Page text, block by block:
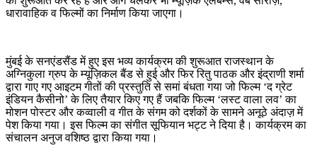
धारावाहिक व फिल्मों का निर्माण किया जाएगा।
मुंबई के सनएंडसैंड में हुए इस भव्य कार्यक्रम की शुरूआत राजस्थान के
अग्निकुला ग्रुप के म्यूज़िकल बैंड से हुई और फिर रितु पाठक और इंद्राणी शर्मा
द्वारा गाए गए आइटम गीतों की प्रस्तुति से समां बंधता गया जो फिल्म ‘द ग्रेट
इंडियन कैसीनो’ के लिए तैयार किए गए हैं जबकि फिल्म ‘लस्ट वाला लव’ का
मोशन पोस्टर और कव्वाली व गीत के संगम को दर्शकों के सामने अनूठे अंदाज़ में
पेश किया गया। इस फिल्म का संगीत सूफियान भट्ट ने दिया है। कार्यक्रम का
संचालन अनुज वशिष्ठ द्वारा किया गया।